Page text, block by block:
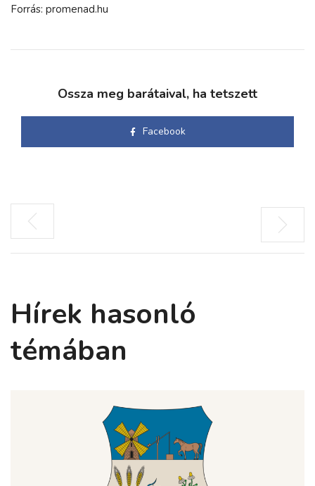
Forrás: promenad.hu
Ossza meg barátaival, ha tetszett
Facebook
Hírek hasonló
témában